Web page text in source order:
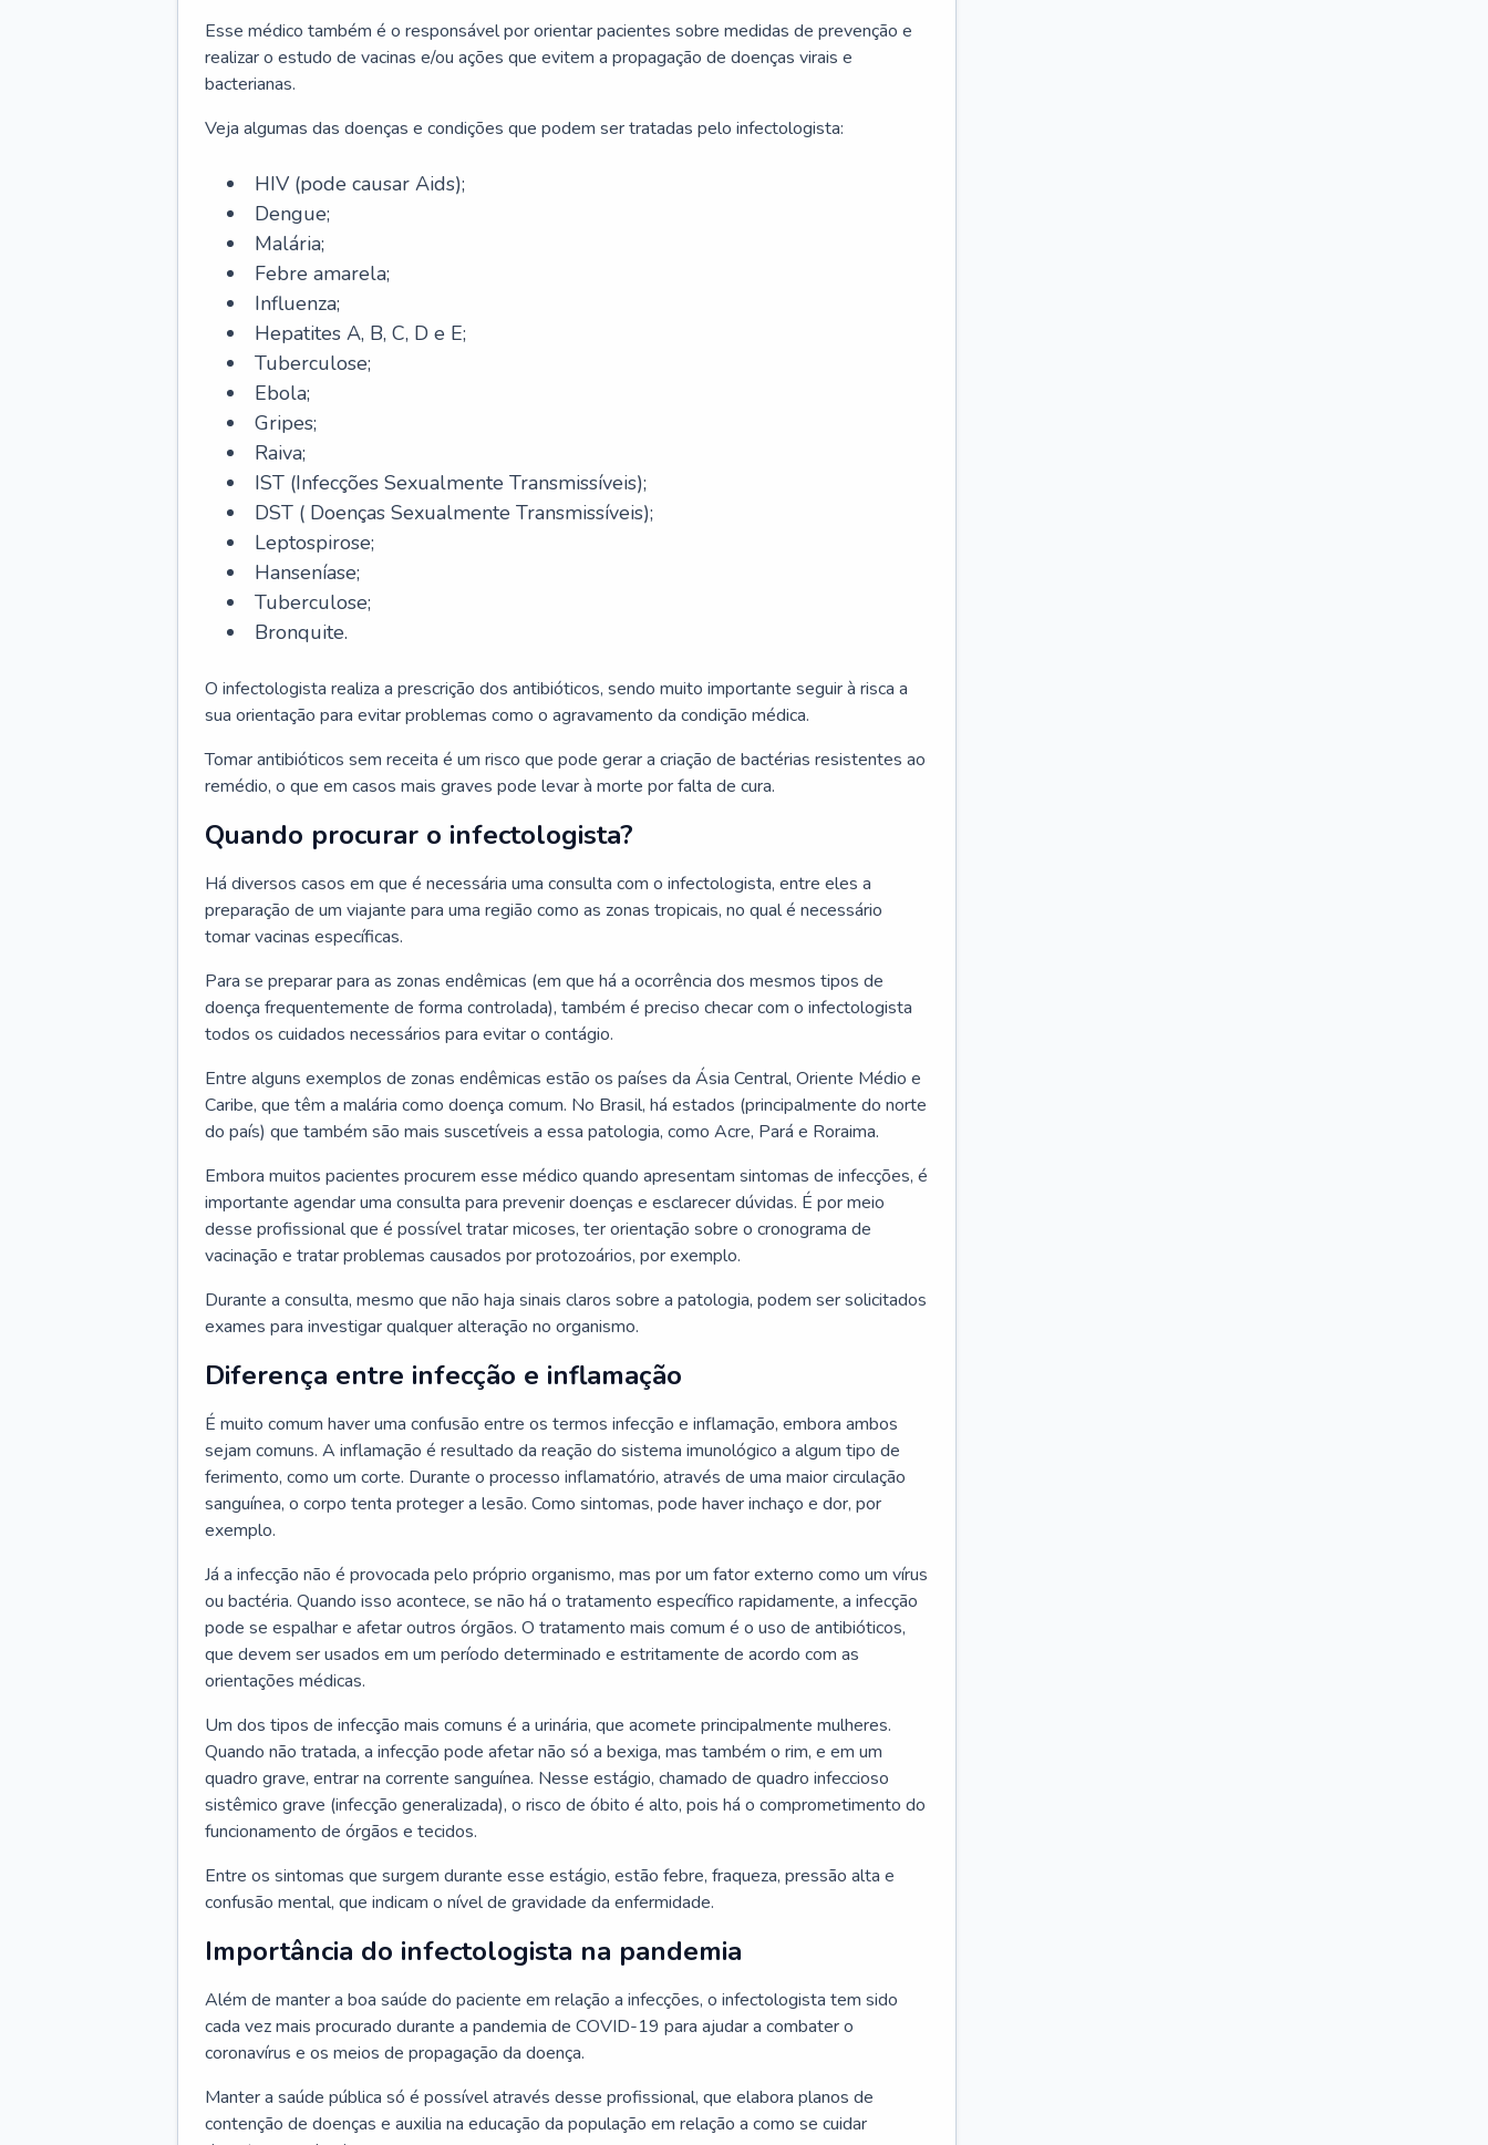
Esse médico também é o responsável por orientar pacientes sobre medidas de prevenção e
realizar o estudo de vacinas e/ou ações que evitem a propagação de doenças virais e
bacterianas.
Veja algumas das doenças e condições que podem ser tratadas pelo infectologista:
HIV (pode causar Aids);
Dengue;
Malária;
Febre amarela;
Influenza;
Hepatites A, B, C, D e E;
Tuberculose;
Ebola;
Gripes;
Raiva;
IST (Infecções Sexualmente Transmissíveis);
DST ( Doenças Sexualmente Transmissíveis);
Leptospirose;
Hanseníase;
Tuberculose;
Bronquite.
O infectologista realiza a prescrição dos antibióticos, sendo muito importante seguir à risca a
sua orientação para evitar problemas como o agravamento da condição médica.
Tomar antibióticos sem receita é um risco que pode gerar a criação de bactérias resistentes ao
remédio, o que em casos mais graves pode levar à morte por falta de cura.
Quando procurar o infectologista?
Há diversos casos em que é necessária uma consulta com o infectologista, entre eles a
preparação de um viajante para uma região como as zonas tropicais, no qual é necessário
tomar vacinas específicas.
Para se preparar para as zonas endêmicas (em que há a ocorrência dos mesmos tipos de
doença frequentemente de forma controlada), também é preciso checar com o infectologista
todos os cuidados necessários para evitar o contágio.
Entre alguns exemplos de zonas endêmicas estão os países da Ásia Central, Oriente Médio e
Caribe, que têm a malária como doença comum. No Brasil, há estados (principalmente do norte
do país) que também são mais suscetíveis a essa patologia, como Acre, Pará e Roraima.
Embora muitos pacientes procurem esse médico quando apresentam sintomas de infecções, é
importante agendar uma consulta para prevenir doenças e esclarecer dúvidas. É por meio
desse profissional que é possível tratar micoses, ter orientação sobre o cronograma de
vacinação e tratar problemas causados por protozoários, por exemplo.
Durante a consulta, mesmo que não haja sinais claros sobre a patologia, podem ser solicitados
exames para investigar qualquer alteração no organismo.
Diferença entre infecção e inflamação
É muito comum haver uma confusão entre os termos infecção e inflamação, embora ambos
sejam comuns. A inflamação é resultado da reação do sistema imunológico a algum tipo de
ferimento, como um corte. Durante o processo inflamatório, através de uma maior circulação
sanguínea, o corpo tenta proteger a lesão. Como sintomas, pode haver inchaço e dor, por
exemplo.
Já a infecção não é provocada pelo próprio organismo, mas por um fator externo como um vírus
ou bactéria. Quando isso acontece, se não há o tratamento específico rapidamente, a infecção
pode se espalhar e afetar outros órgãos. O tratamento mais comum é o uso de antibióticos,
que devem ser usados em um período determinado e estritamente de acordo com as
orientações médicas.
Um dos tipos de infecção mais comuns é a urinária, que acomete principalmente mulheres.
Quando não tratada, a infecção pode afetar não só a bexiga, mas também o rim, e em um
quadro grave, entrar na corrente sanguínea. Nesse estágio, chamado de quadro infeccioso
sistêmico grave (infecção generalizada), o risco de óbito é alto, pois há o comprometimento do
funcionamento de órgãos e tecidos.
Entre os sintomas que surgem durante esse estágio, estão febre, fraqueza, pressão alta e
confusão mental, que indicam o nível de gravidade da enfermidade.
Importância do infectologista na pandemia
Além de manter a boa saúde do paciente em relação a infecções, o infectologista tem sido
cada vez mais procurado durante a pandemia de COVID-19 para ajudar a combater o
coronavírus e os meios de propagação da doença.
Manter a saúde pública só é possível através desse profissional, que elabora planos de
contenção de doenças e auxilia na educação da população em relação a como se cuidar